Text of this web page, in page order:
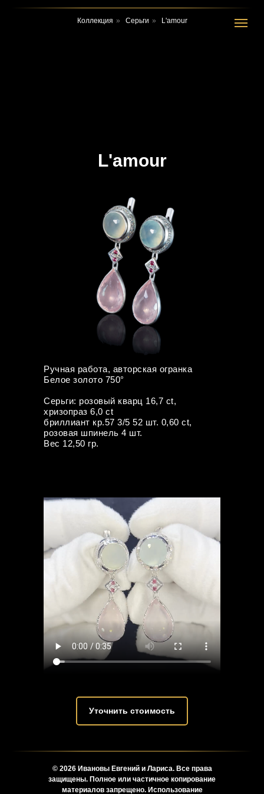
Коллекция » Серьги » L'amour
L'amour
Ручная работа, авторская огранка
Белое золото 750°
Серьги: розовый кварц 16,7 ct,
хризопраз 6,0 ct
бриллиант кр.57 3/5 52 шт. 0,60 ct,
розовая шпинель 4 шт.
Вес 12,50 гр.
Уточнить стоимость
© 2026 Ивановы Евгений и Лариса. Все права
защищены. Полное или частичное копирование
материалов запрещено. Использование